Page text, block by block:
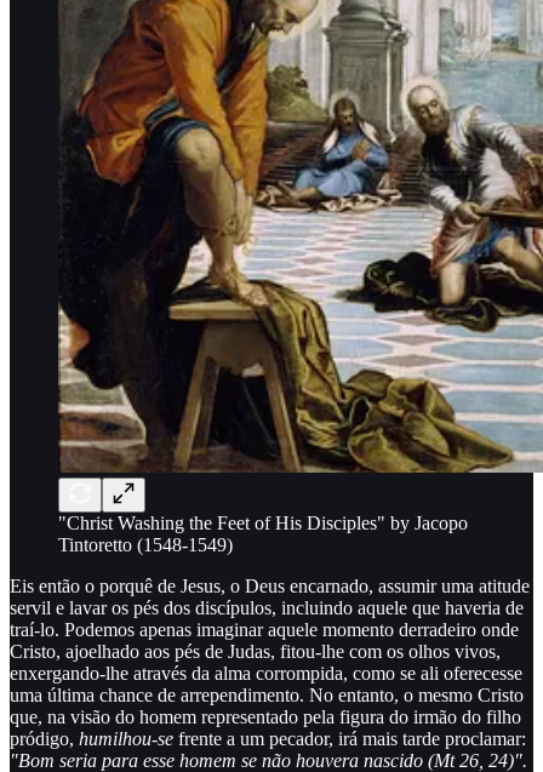
"Christ Washing the Feet of His Disciples" by Jacopo
Tintoretto (1548-1549)
Eis então o porquê de Jesus, o Deus encarnado, assumir uma atitude
servil e lavar os pés dos discípulos, incluindo aquele que haveria de
traí-lo. Podemos apenas imaginar aquele momento derradeiro onde
Cristo, ajoelhado aos pés de Judas, fitou-lhe com os olhos vivos,
enxergando-lhe através da alma corrompida, como se ali oferecesse
uma última chance de arrependimento. No entanto, o mesmo Cristo
que, na visão do homem representado pela figura do irmão do filho
pródigo, humilhou-se frente a um pecador, irá mais tarde proclamar:
"Bom seria para esse homem se não houvera nascido (Mt 26, 24)".